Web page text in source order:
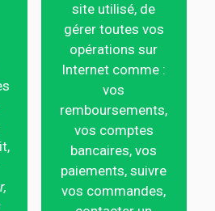
site utilisé, de
gérer toutes vos
opérations sur
Internet comme :
vos
remboursements,
vos comptes
bancaires, vos
paiements, suivre
vos commandes,